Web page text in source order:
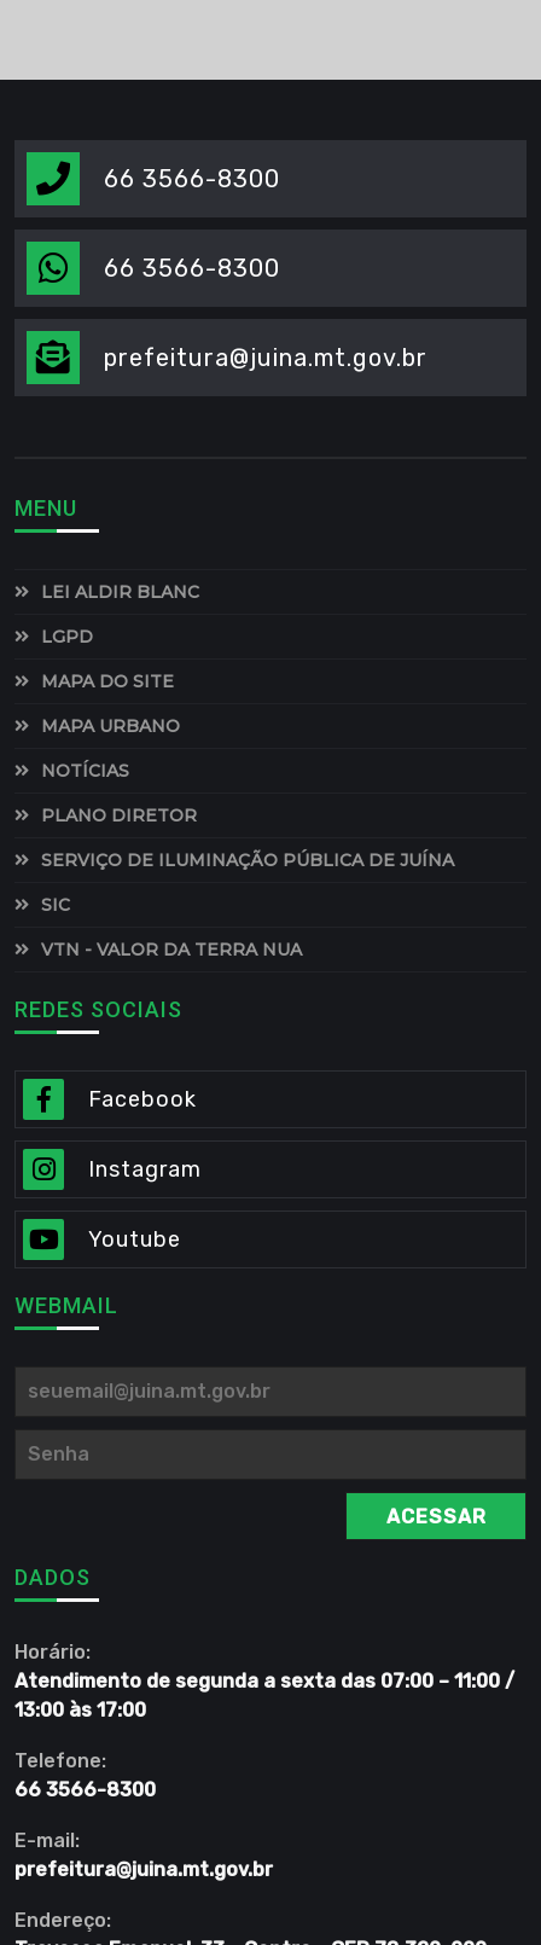
66 3566-8300
66 3566-8300
prefeitura@juina.mt.gov.br
MENU
LEI ALDIR BLANC
LGPD
MAPA DO SITE
MAPA URBANO
NOTÍCIAS
PLANO DIRETOR
SERVIÇO DE ILUMINAÇÃO PÚBLICA DE JUÍNA
SIC
VTN - VALOR DA TERRA NUA
REDES SOCIAIS
Facebook
Instagram
Youtube
WEBMAIL
ACESSAR
DADOS
Horário:
Atendimento de segunda a sexta das 07:00 – 11:00 /
13:00 às 17:00
Telefone:
66 3566-8300
E-mail:
prefeitura@juina.mt.gov.br
Endereço: